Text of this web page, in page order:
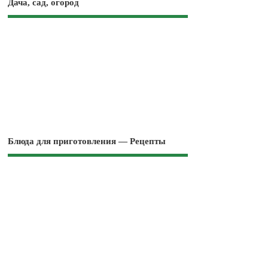
Дача, сад, огород
Блюда для приготовления — Рецепты